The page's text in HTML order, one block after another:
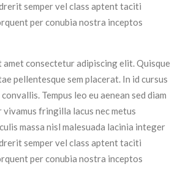
semper vel class aptent taciti
per conubia nostra inceptos
amet consectetur adipiscing elit. Quisque
pellentesque sem placerat. In id cursus
Tempus leo eu aenean sed diam
fringilla lacus nec metus
massa nisl malesuada lacinia integer
semper vel class aptent taciti
per conubia nostra inceptos